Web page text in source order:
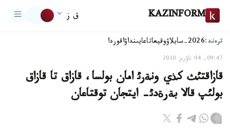
KAZINFORM ق ز
ترەند:2026-سايلاۋ وقيعاتاعايىنداۋاقوردا
09:47, 04 ناۋرىز 2010
قازاقتئث كذي ونةرئ امان بولسا، قازاق تا قازاق
بولئپ قالا بةرةدئ- ايتجان توقتاعان